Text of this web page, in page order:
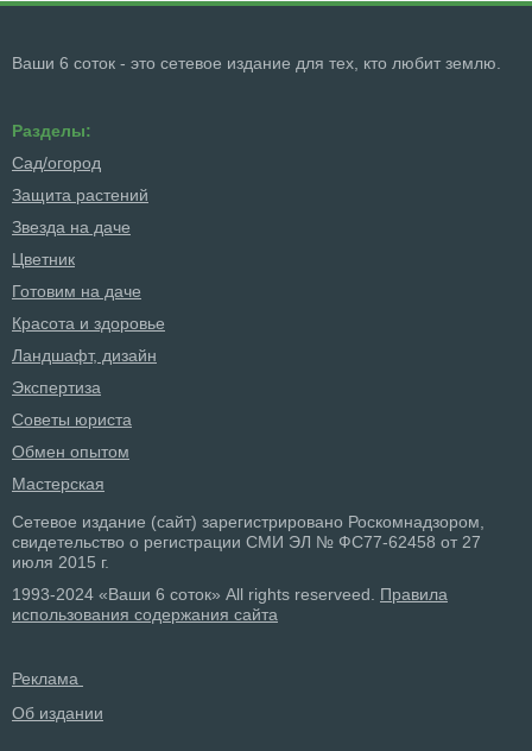
Ваши 6 соток - это сетевое издание для тех, кто любит землю.
Разделы:
Сад/огород
Защита растений
Звезда на даче
Цветник
Готовим на даче
Красота и здоровье
Ландшафт, дизайн
Экспертиза
Советы юриста
Обмен опытом
Мастерская
Сетевое издание (сайт) зарегистрировано Роскомнадзором,
свидетельство о регистрации СМИ ЭЛ № ФС77-62458 от 27
июля 2015 г.
1993-2024 «Ваши 6 соток» All rights reserveed. Правила
использования содержания сайта
Реклама
Об издании